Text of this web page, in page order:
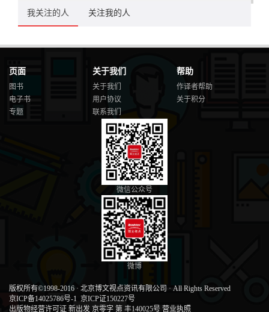
我关注的人 关注我的人
页面
图书
电子书
专题
关于我们
关于我们
用户协议
联系我们
帮助
作译者帮助
关于积分
微信公众号
微博
版权所有©1998-2016 · 北京博文视点资讯有限公司 · All Rights Reserved
京ICP备14025786号-1 京ICP证150227号
出版物经营许可证 新出发 京零字 第 丰140025号 营业执照